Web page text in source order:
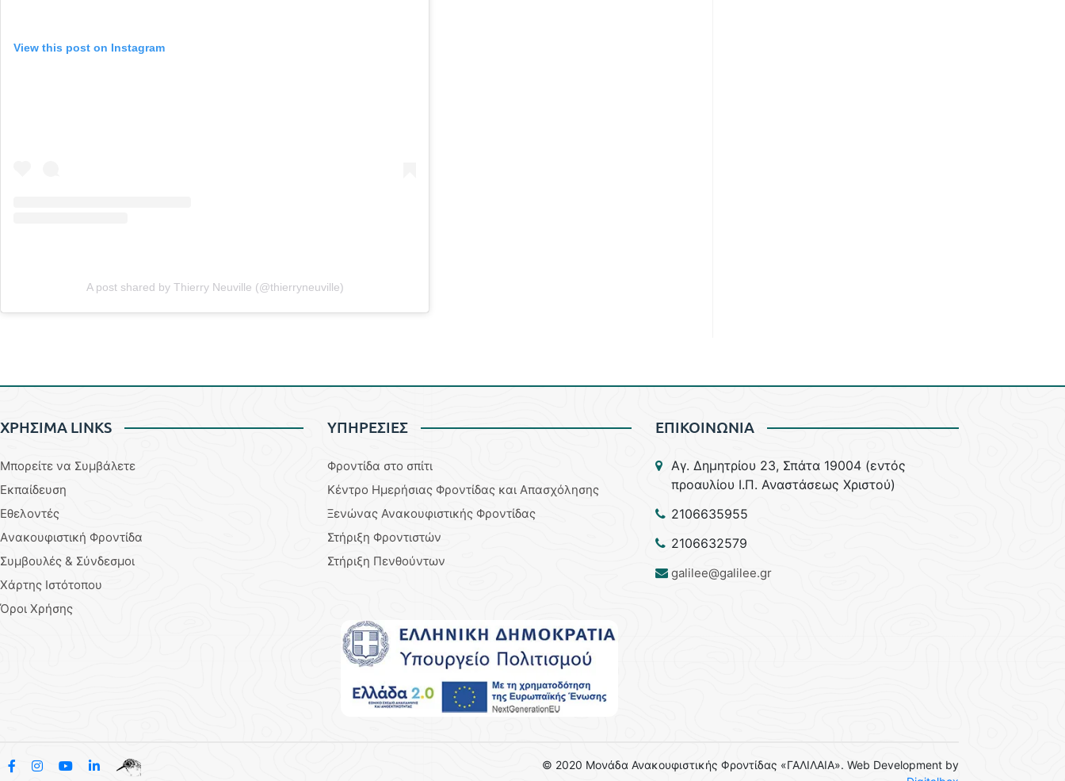
View this post on Instagram
A post shared by Thierry Neuville (@thierryneuville)
ΧΡΗΣΙΜΑ LINKS
Μπορείτε να Συμβάλετε
Εκπαίδευση
Εθελοντές
Aνακουφιστική Φροντίδα
Συμβουλές & Σύνδεσμοι
Χάρτης Ιστότοπου
Όροι Χρήσης
YΠΗΡΕΣΙΕΣ
Φροντίδα στο σπίτι
Κέντρο Ημερήσιας Φροντίδας και Απασχόλησης
Ξενώνας Ανακουφιστικής Φροντίδας
Στήριξη Φροντιστών
Στήριξη Πενθούντων
ΕΠΙΚΟΙΝΩΝΙΑ
Aγ. Δημητρίου 23, Σπάτα 19004 (εντός
προαυλίου Ι.Π. Αναστάσεως Χριστού)
2106635955
2106632579
galilee@galilee.gr
© 2020 Μονάδα Ανακουφιστικής Φροντίδας «ΓΑΛΙΛΑΙΑ». Web Development by